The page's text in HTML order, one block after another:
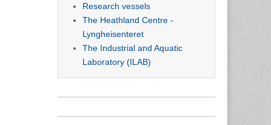
Research vessels
The Heathland Centre -
Lyngheisenteret
The Industrial and Aquatic
Laboratory (ILAB)